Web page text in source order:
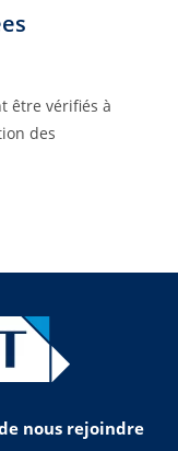
être vérifiés à
des
nous rejoindre